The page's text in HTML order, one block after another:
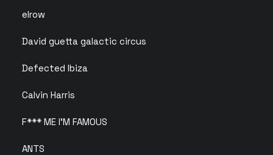
elrow
David guetta galactic circus
Defected Ibiza
Calvin Harris
F*** ME I'M FAMOUS
ANTS